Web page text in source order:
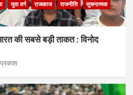
युवा वर्ग राजकाज राजनीति
सूचनात्मक
की सबसे बड़ी ताकत : विनोद